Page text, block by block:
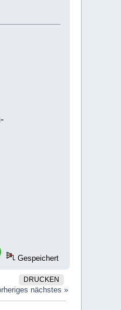
Gespeichert
DRUCKEN
nächstes »